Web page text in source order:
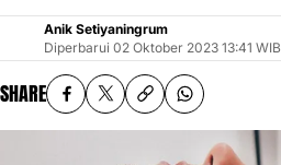
Anik Setiyaningrum
Diperbarui 02 Oktober 2023 13:41 WIB
SHARE